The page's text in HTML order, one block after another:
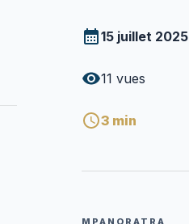
15 juillet 2025
11 vues
3 min
MPANORATRA